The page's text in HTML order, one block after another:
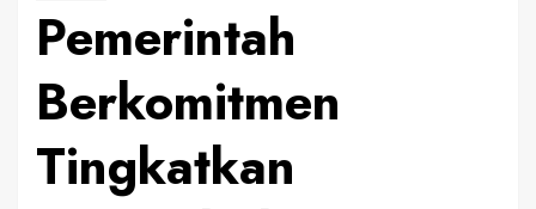
Pemerintah
Berkomitmen
Tingkatkan